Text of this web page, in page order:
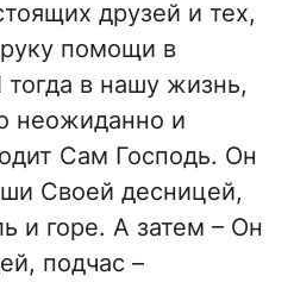
друзей и тех,
помощи в
в нашу жизнь,
неожиданно и
Сам Господь. Он
Своей десницей,
и горе. А затем – Он
подчас –